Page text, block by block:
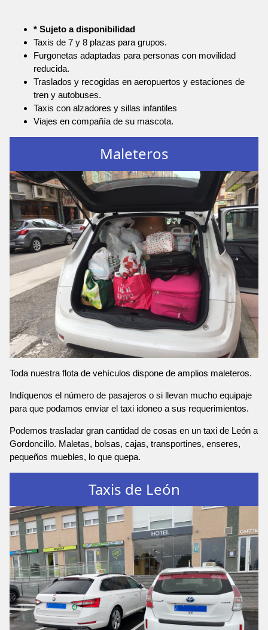
* Sujeto a disponibilidad
Taxis de 7 y 8 plazas para grupos.
Furgonetas adaptadas para personas con movilidad
reducida.
Traslados y recogidas en aeropuertos y estaciones de
tren y autobuses.
Taxis con alzadores y sillas infantiles
Viajes en compañía de su mascota.
Maleteros
Toda nuestra flota de vehículos dispone de amplios maleteros.
Indíquenos el número de pasajeros o si llevan mucho equipaje
para que podamos enviar el taxi idoneo a sus requerimientos.
Podemos trasladar gran cantidad de cosas en un taxi de León a
Gordoncillo. Maletas, bolsas, cajas, transportines, enseres,
pequeños muebles, lo que quepa.
Taxis de León